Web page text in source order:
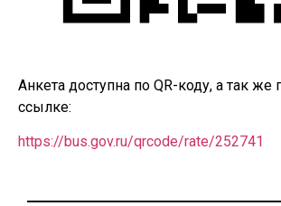
Анкета доступна по QR-коду, а так же
ссылке:
https://bus.gov.ru/qrcode/rate/252741